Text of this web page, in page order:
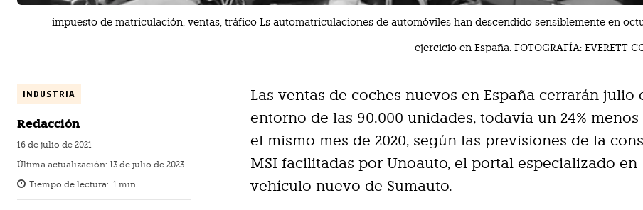
impuesto de matriculación, ventas, tráfico Ls automatriculaciones de automóviles han descendido sensiblemente en
ejercicio en España. FOTOGRAFÍA: EVERETT
INDUSTRIA
Redacción
16 de julio de 2021
Última actualización: 13 de julio de 2023
Tiempo de lectura: 1 min.
Las ventas de coches nuevos en España cerrarán julio
entorno de las 90.000 unidades, todavía un 24%
el mismo mes de 2020, según las previsiones de la
MSI facilitadas por Unoauto, el portal especializado en
vehículo nuevo de Sumauto.